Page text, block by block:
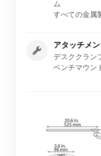
ム
すべての金属
アタッチメ
デスククラン
ベンチマウン